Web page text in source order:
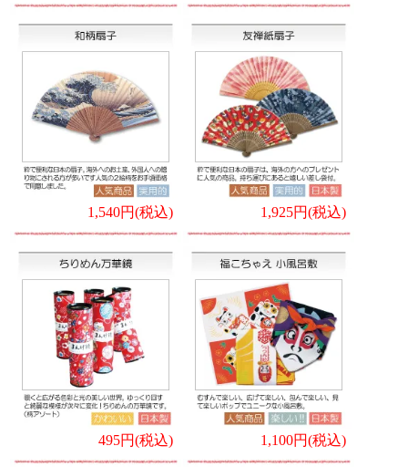
1,540円(税込) 1,925円(税込)
495円(税込) 1,100円(税込)